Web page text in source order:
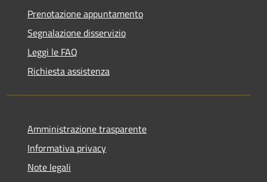
Prenotazione appuntamento
Segnalazione disservizio
Leggi le FAQ
Richiesta assistenza
Amministrazione trasparente
Informativa privacy
Note legali